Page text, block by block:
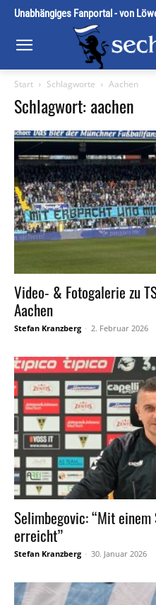
Unabhängiges Fanportal - von
Start Schlagworte Aachen
Schlagwort: aachen
Video- & Fotogalerie zu
Aachen
Stefan Kranzberg - 2. Februar 2026
Selimbegovic: “Mit
erreicht”
Stefan Kranzberg - 30. Januar 2026